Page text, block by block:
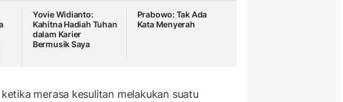
Yovie Widianto:
Kahitna Hadiah Tuhan
dalam Karier
Bermusik Saya
Prabowo: Tak Ada
Kata Menyerah
ketika merasa kesulitan melakukan suatu